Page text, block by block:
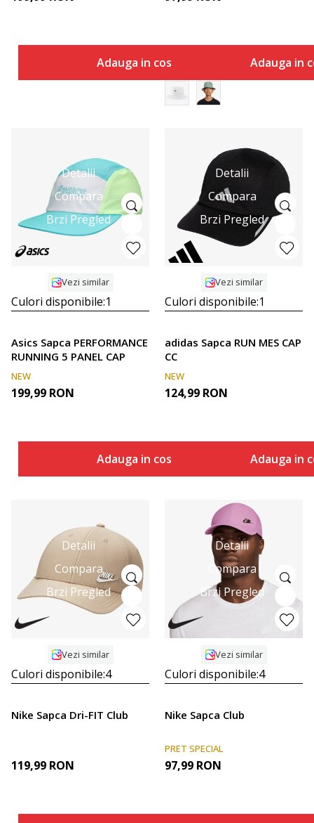
Adauga in cos Adauga in
Detalii
Compara
Brzi Pregled
Vezi similar
Culori disponibile:1
Asics Sapca PERFORMANCE
RUNNING 5 PANEL CAP
NEW
199,99 RON
Adauga in cos
Detalii
Compara
Brzi Pregled
Vezi similar
Culori disponibile:1
adidas Sapca RUN MES CAP
CC
NEW
124,99 RON
Adauga in
Detalii
Compara
Brzi Pregled
Vezi similar
Culori disponibile:4
Nike Sapca Dri-FIT Club
119,99 RON
Detalii
Compara
Brzi Pregled
Vezi similar
Culori disponibile:4
Nike Sapca Club
PRET SPECIAL
97,99 RON